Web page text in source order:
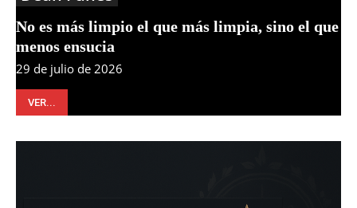
No es más limpio el que más limpia, sino el que
menos ensucia
29 de julio de 2026
VER...